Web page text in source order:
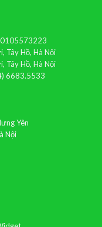
0105573223
Tây Hồ, Hà Nội
Tây Hồ, Hà Nội
6683.5533
Yên
Nội